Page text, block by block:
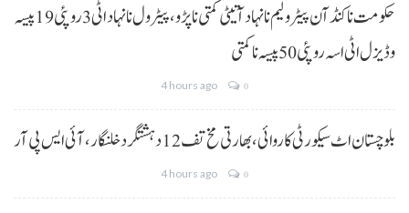
حکومت نا کنڈ آن پیٹرولیم نا نہاد آتیٹی کمتی نا پڑو،پیٹرول نا نہاد اٹی 3 روپئی 19 پیسہ
و ڈیزل اٹی اسہ روپئی 50 پیسہ نا کمتی
4 hours ago 0
بلوچستان اٹ سیکورٹی کاروائی، بھارتی مخ تف 12 دہشتگرد خلنگار،آئی ایس پی آر
4 hours ago 0